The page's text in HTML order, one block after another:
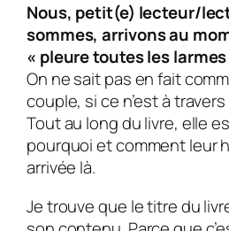
Nous, petit(e) lecteur/
sommes, arrivons au
« pleure toutes les
On ne sait pas en fait
couple, si ce n’est à
Tout au long du livre, elle
pourquoi et comment leur
arrivée là.
Je trouve que le titre du